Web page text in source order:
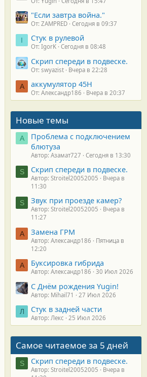
"Если завтра война."
От: ZAMPRED Сегодня в 09:37
I Стук в рулевой
От: IgorK Сегодня в 08:48
Скрип спереди в подвеске.
От: swyazist Вчера в 22:28
А аккумулятор 45H
От: Александр186 Вчера в 20:37
Новые темы
А
Проблема с подключением
блютуза
Автор: Азамат727 Сегодня в 13:30
S Скрип спереди в подвеске.
Автор: Stroitel20052005
Вчера в
11:30
S Звук при проезде камер?
Автор: Stroitel20052005
Вчера в
11:27
А Замена ГРМ
Автор: Александр186
Пятница в
12:20
А Буксировка гибрида
Автор: Александр186 30 Июл 2026
С Днём рождения Yugin!
Автор: Mihail71 27 Июл 2026
Л Стук в задней части
Автор: Лекс 25 Июл 2026
Самое читаемое за 5 дней
S Скрип спереди в подвеске.
Автор: Stroitel20052005
Вчера в